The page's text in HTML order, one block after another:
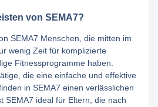
von SEMA7?
SEMA7 Menschen, die mitten im
wenig Zeit für komplizierte
Fitnessprogramme haben.
die eine einfache und effektive
in SEMA7 einen verlässlichen
SEMA7 ideal für Eltern, die nach